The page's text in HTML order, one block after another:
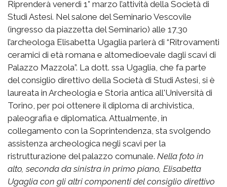
Riprenderà venerdì 1° marzo l’attività della Società di
Studi Astesi. Nel salone del Seminario Vescovile
(ingresso da piazzetta del Seminario) alle 17,30
l’archeologa Elisabetta Ugaglia parlerà di “Ritrovamenti
ceramici di età romana e altomedioevale dagli scavi di
Palazzo Mazzola”. La dott. ssa Ugaglia, che fa parte
del consiglio direttivo della Società di Studi Astesi, si è
laureata in Archeologia e Storia antica all'Università di
Torino, per poi ottenere il diploma di archivistica,
paleografia e diplomatica. Attualmente, in
collegamento con la Soprintendenza, sta svolgendo
assistenza archeologica negli scavi per la
ristrutturazione del palazzo comunale. Nella foto in
alto, seconda da sinistra in primo piano, Elisabetta
Ugaglia con gli altri componenti del consiglio direttivo